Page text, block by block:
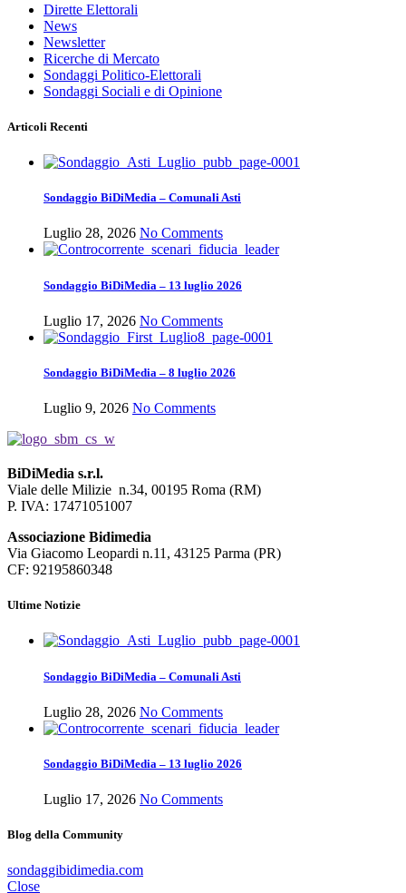
Dirette Elettorali
News
Newsletter
Ricerche di Mercato
Sondaggi Politico-Elettorali
Sondaggi Sociali e di Opinione
Articoli Recenti
Sondaggio BiDiMedia – Comunali Asti
Luglio 28, 2026 No Comments
Sondaggio BiDiMedia – 13 luglio 2026
Luglio 17, 2026 No Comments
Sondaggio BiDiMedia – 8 luglio 2026
Luglio 9, 2026 No Comments
BiDiMedia s.r.l.
Viale delle Milizie n.34, 00195 Roma (RM)
P. IVA: 17471051007
Associazione Bidimedia
Via Giacomo Leopardi n.11, 43125 Parma (PR)
CF: 92195860348
Ultime Notizie
Sondaggio BiDiMedia – Comunali Asti
Luglio 28, 2026 No Comments
Sondaggio BiDiMedia – 13 luglio 2026
Luglio 17, 2026 No Comments
Blog della Community
sondaggibidimedia.com
Close